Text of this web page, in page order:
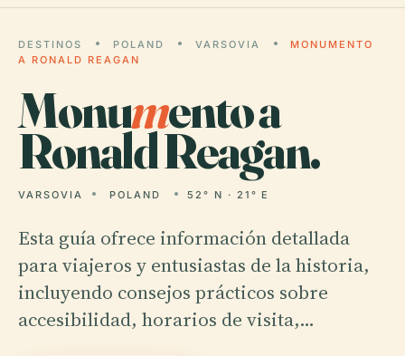
DESTINOS POLAND VARSOVIA
MONUMENTO
A RONALD REAGAN
Monumento a
Ronald Reagan.
VARSOVIA POLAND 52° N · 21° E
Esta guía ofrece información detallada
para viajeros y entusiastas de la historia,
incluyendo consejos prácticos sobre
accesibilidad, horarios de visita,…